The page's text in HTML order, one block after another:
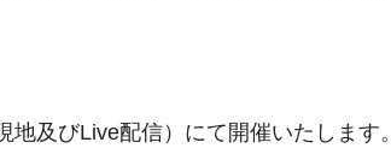
及びLive配信）にて開催いたします。